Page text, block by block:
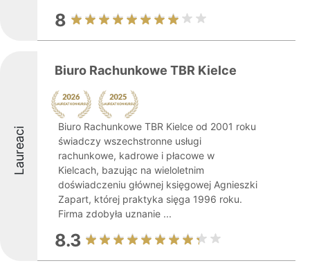
8
Laureaci
Biuro Rachunkowe TBR Kielce
Biuro Rachunkowe TBR Kielce od 2001 roku
świadczy wszechstronne usługi
rachunkowe, kadrowe i płacowe w
Kielcach, bazując na wieloletnim
doświadczeniu głównej księgowej Agnieszki
Zapart, której praktyka sięga 1996 roku.
Firma zdobyła uznanie ...
8.3